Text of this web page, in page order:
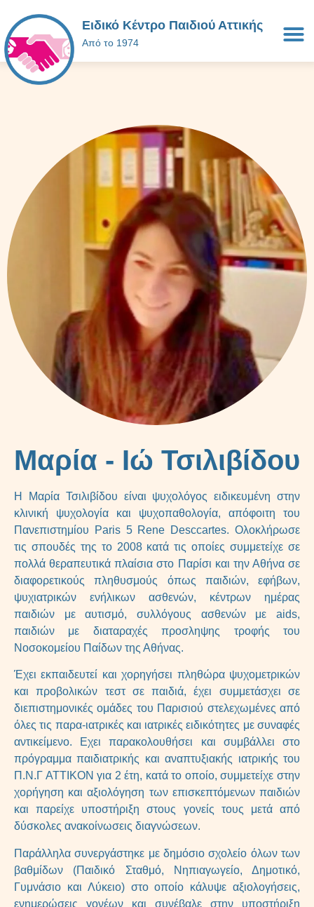
Ειδικό Κέντρο Παιδιού Αττικής
Από το 1974
Μαρία - Ιώ Τσιλιβίδου
H Μαρία Τσιλιβίδου είναι ψυχολόγος ειδικευμένη στην
κλινική ψυχολογία και ψυχοπαθολογία, απόφοιτη του
Πανεπιστημίου Paris 5 Rene Desccartes. Ολοκλήρωσε
τις σπουδές της το 2008 κατά τις οποίες συμμετείχε σε
πολλά θεραπευτικά πλαίσια στο Παρίσι και την Αθήνα σε
διαφορετικούς πληθυσμούς όπως παιδιών, εφήβων,
ψυχιατρικών ενήλικων ασθενών, κέντρων ημέρας
παιδιών με αυτισμό, συλλόγους ασθενών με aids,
παιδιών με διαταραχές προσληψης τροφής του
Νοσοκομείου Παίδων της Αθήνας.
Έχει εκπαιδευτεί και χορηγήσει πληθώρα ψυχομετρικών
και προβολικών τεστ σε παιδιά, έχει συμμετάσχει σε
διεπιστημονικές ομάδες του Παρισιού στελεχωμένες από
όλες τις παρα-ιατρικές και ιατρικές ειδικότητες με συναφές
αντικείμενο. Εχει παρακολουθήσει και συμβάλλει στο
πρόγραμμα παιδιατρικής και αναπτυξιακής ιατρικής του
Π.Ν.Γ ΑΤΤΙΚΟΝ για 2 έτη, κατά το οποίο, συμμετείχε στην
χορήγηση και αξιολόγηση των επισκεπτόμενων παιδιών
και παρείχε υποστήριξη στους γονείς τους μετά από
δύσκολες ανακοίνωσεις διαγνώσεων.
Παράλληλα συνεργάστηκε με δημόσιο σχολείο όλων των
βαθμίδων (Παιδικό Σταθμό, Νηπιαγωγείο, Δημοτικό,
Γυμνάσιο και Λύκειο) στο οποίο κάλυψε αξιολογήσεις,
ενημερώσεις γονέων και συνέβαλε στην υποστήριξη